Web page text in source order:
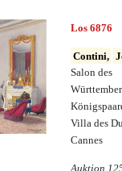
Los 6876
Contini,
Salon des
Villa des
Cannes
Auktion